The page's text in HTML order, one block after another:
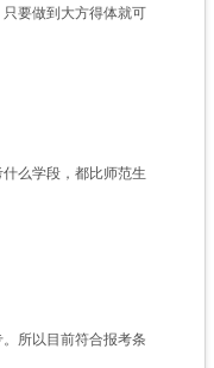
要做到大方得体就可
么学段，都比师范生
所以目前符合报考条